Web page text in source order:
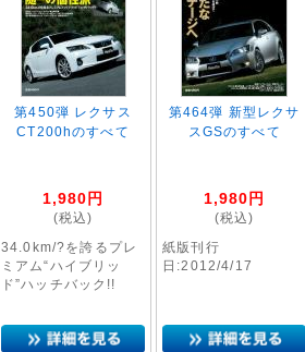
第450弾 レクサス
CT200hのすべて
1,980 円
(税込)
34.0km/?を誇るプレ
ミアム“ハイブリッ
ド”ハッチバック!!
第464弾 新型レクサ
スGSのすべて
1,980 円
(税込)
紙版刊行
日:2012/4/17